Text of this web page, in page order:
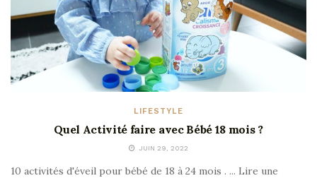
LIFESTYLE
Quel Activité faire avec Bébé 18 mois ?
JUIN 29, 2022
10 activités d'éveil pour bébé de 18 à 24 mois . ... Lire une